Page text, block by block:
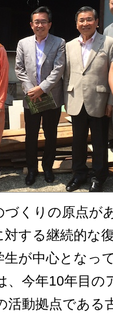
づくりの原点が
対する継続的な
生が中心となっ
、今年10年目の
活動拠点である